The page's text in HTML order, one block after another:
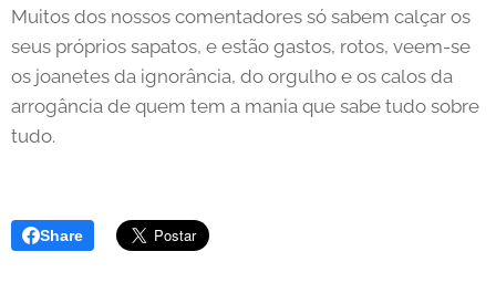
Muitos dos nossos comentadores só sabem calçar os
seus próprios sapatos, e estão gastos, rotos, veem-se
os joanetes da ignorância, do orgulho e os calos da
arrogância de quem tem a mania que sabe tudo sobre
tudo.
Share